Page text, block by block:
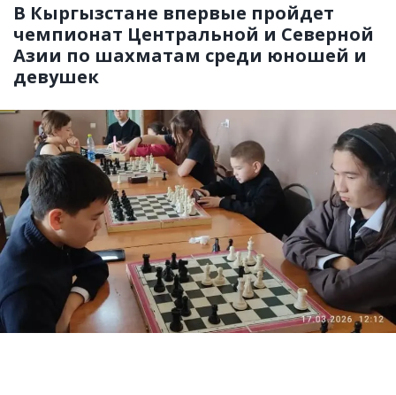
В Кыргызстане впервые пройдет
чемпионат Центральной и Северной
Азии по шахматам среди юношей и
девушек